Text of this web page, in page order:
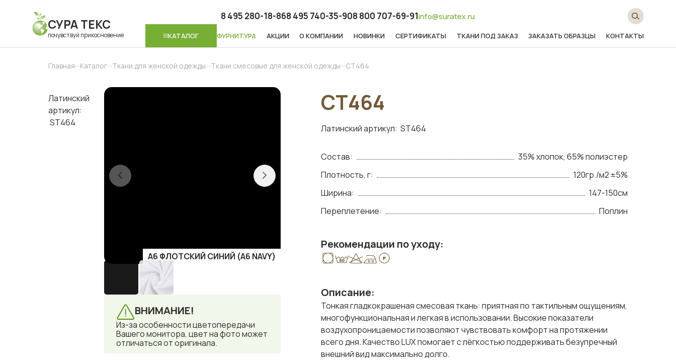
СУРА ТЕКС
почувствуй прикосновение
8 495 280-18-868 495 740-35-908 800 707-69-91info@suratex.ru
КАТАЛОГ ФУРНИТУРА АКЦИИ О КОМПАНИИ НОВИНКИ СЕРТИФИКАТЫ ТКАНИ ПОД ЗАКАЗ ЗАКАЗАТЬ ОБРАЗЦЫ КОНТАКТЫ
Главная Каталог Ткани для женской одежды Ткани смесовые для женской одежды СТ464
Латинский
артикул:
ST464
А6 ФЛОТСКИЙ СИНИЙ (A6 NAVY)
ВНИМАНИЕ!
Из-за особенности цветопередачи
Вашего монитора, цвет на фото может
отличаться от оригинала.
СТ464
Латинский артикул: ST464
Состав:
35% хлопок, 65% полиэстер
Плотность, г:
120гр./м2 ±5%
Ширина:
147-150см
Переплетение:
Поплин
Рекомендации по уходу:
Описание:
Тонкая гладкокрашеная смесовая ткань: приятная по тактильным ощущениям,
многофункциональная и легкая в использовании. Высокие показатели
воздухопроницаемости позволяют чувствовать комфорт на протяжении
всего дня. Качество LUX помогает с лёгкостью поддерживать безупречный
внешний вид максимально долго.